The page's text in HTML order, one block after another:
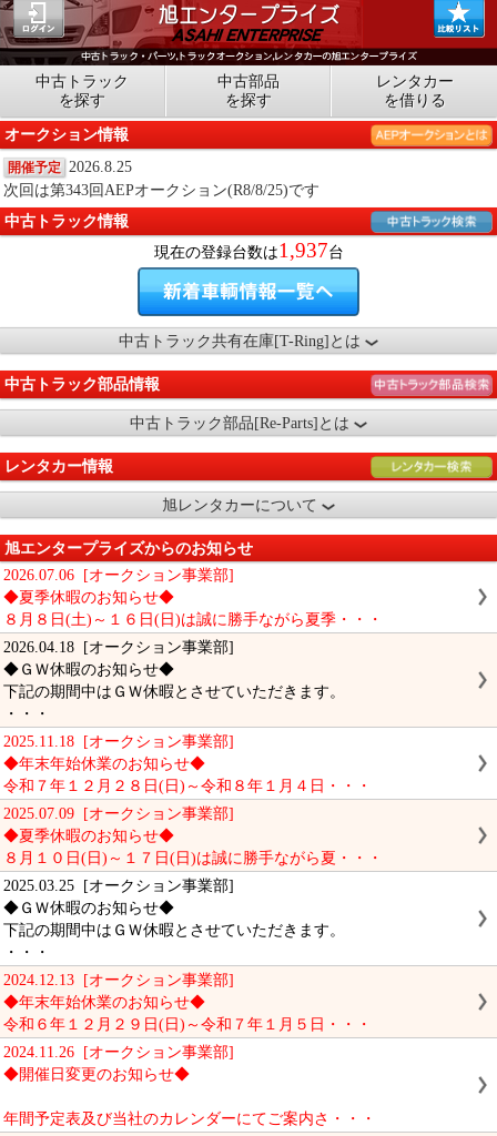
中古トラック
を探す
中古部品
を探す
レンタカー
を借りる
オークション情報
開催予定
2026.8.25
次回は第343回AEPオークション(R8/8/25)です
中古トラック情報
現在の登録台数は1,937台
中古トラック共有在庫[T-Ring]とは
中古トラック部品情報
中古トラック部品[Re-Parts]とは
レンタカー情報
旭レンタカーについて
旭エンタープライズからのお知らせ
2026.07.06 [オークション事業部]
◆夏季休暇のお知らせ◆
８月８日(土)～１６日(日)は誠に勝手ながら夏季・・・
2026.04.18 [オークション事業部]
◆ＧＷ休暇のお知らせ◆
下記の期間中はＧＷ休暇とさせていただきます。
・・・
2025.11.18 [オークション事業部]
◆年末年始休業のお知らせ◆
令和７年１２月２８日(日)～令和８年１月４日・・・
2025.07.09 [オークション事業部]
◆夏季休暇のお知らせ◆
８月１０日(日)～１７日(日)は誠に勝手ながら夏・・・
2025.03.25 [オークション事業部]
◆ＧＷ休暇のお知らせ◆
下記の期間中はＧＷ休暇とさせていただきます。
・・・
2024.12.13 [オークション事業部]
◆年末年始休業のお知らせ◆
令和６年１２月２９日(日)～令和７年１月５日・・・
2024.11.26 [オークション事業部]
◆開催日変更のお知らせ◆
年間予定表及び当社のカレンダーにてご案内さ・・・